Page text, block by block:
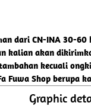
dari CN-INA 30-
kalian akan
kecuali
Fuwa Shop
Graphic